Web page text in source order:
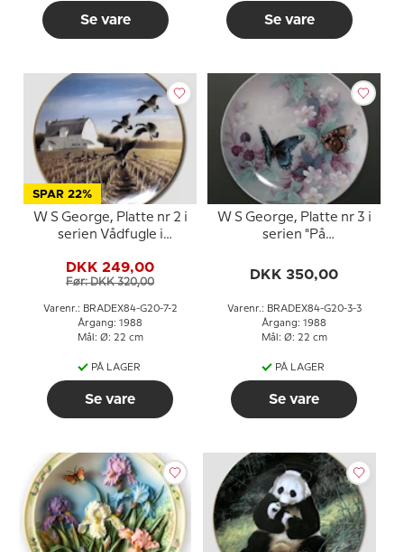
Se vare Se vare
SPAR 22%
W S George, Platte nr 2 i
serien Vådfugle i
DKK 249,00
Før: DKK 320,00
Varenr.: BRADEX84-G20-7-2
Årgang: 1988
Mål: Ø: 22 cm
PÅ LAGER
Se vare
W S George, Platte nr 3 i
serien "På
Vinger"
DKK 350,00
Varenr.: BRADEX84-G20-3-3
Årgang: 1988
Mål: Ø: 22 cm
PÅ LAGER
Se vare